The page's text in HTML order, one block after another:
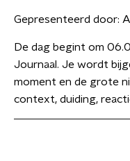
Gepresenteerd door:
De dag begint om
Journaal. Je wordt
moment en de grote
context, duiding,